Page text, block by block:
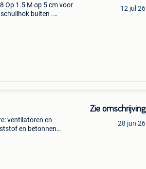
Op 1.5 M op 5 cm voor
buiten .
12 jul 26
ventilatoren en
en betonnen
Zie omschrijving
28 jun 26